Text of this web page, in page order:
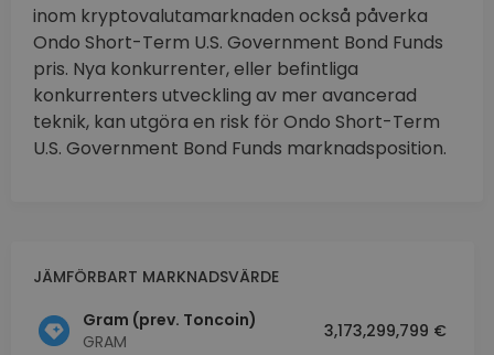
inom kryptovalutamarknaden också påverka
Ondo Short-Term U.S. Government Bond Funds
pris. Nya konkurrenter, eller befintliga
konkurrenters utveckling av mer avancerad
teknik, kan utgöra en risk för Ondo Short-Term
U.S. Government Bond Funds marknadsposition.
JÄMFÖRBART MARKNADSVÄRDE
Gram (prev. Toncoin)
GRAM
3,173,299,799 €